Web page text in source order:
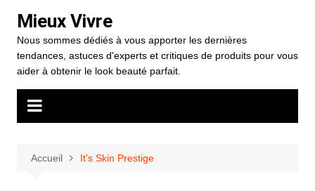
contenu
Mieux Vivre
Nous sommes dédiés à vous apporter les dernières
tendances, astuces d'experts et critiques de produits pour vous
aider à obtenir le look beauté parfait.
Accueil It's Skin Prestige